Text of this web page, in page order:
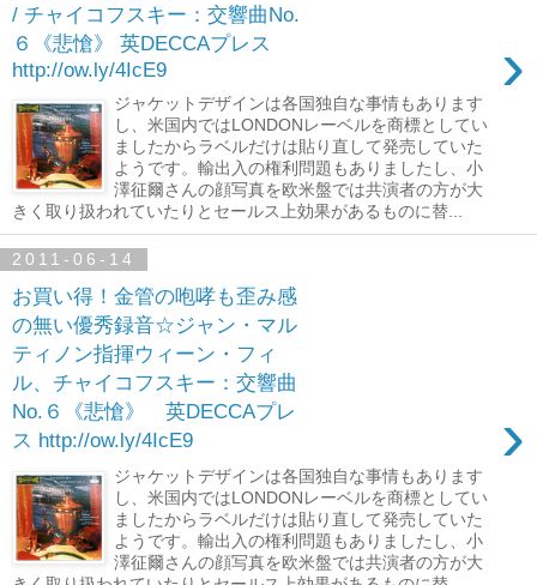
/ チャイコフスキー：交響曲No.
６《悲愴》 英DECCAプレス
http://ow.ly/4IcE9
›
ジャケットデザインは各国独自な事情もあります
し、米国内ではLONDONレーベルを商標としてい
ましたからラベルだけは貼り直して発売していた
ようです。輸出入の権利問題もありましたし、小
澤征爾さんの顔写真を欧米盤では共演者の方が大
きく取り扱われていたりとセールス上効果があるものに替...
2011-06-14
お買い得！金管の咆哮も歪み感
の無い優秀録音☆ジャン・マル
ティノン指揮ウィーン・フィ
ル、チャイコフスキー：交響曲
No.６《悲愴》 英DECCAプレ
ス http://ow.ly/4IcE9
›
ジャケットデザインは各国独自な事情もあります
し、米国内ではLONDONレーベルを商標としてい
ましたからラベルだけは貼り直して発売していた
ようです。輸出入の権利問題もありましたし、小
澤征爾さんの顔写真を欧米盤では共演者の方が大